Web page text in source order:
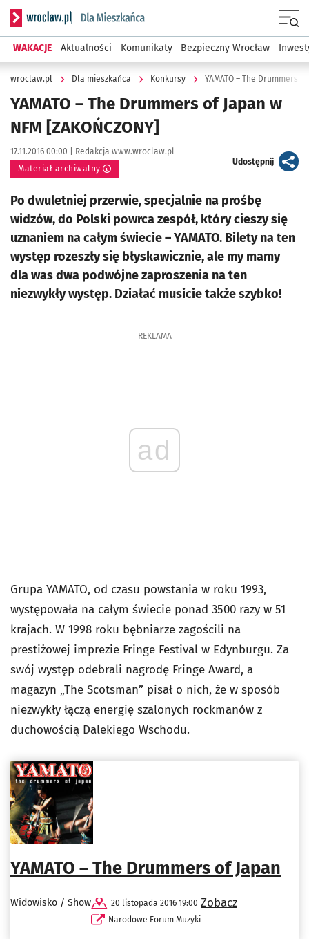
Serwis informacyjny wroclaw.pl podserwis: Dla mieszkańca
WAKACJE Aktualności Komunikaty Bezpieczny Wrocław
wroclaw.pl Dla mieszkańca Konkursy YAMATO – The Drummers
YAMATO – The Drummers of Japan w
NFM [ZAKOŃCZONY]
Data publikacji:
17.11.2016 00:00 | Autor:
Redakcja www.wroclaw.pl
Materiał archiwalny
Udostępnijartykuł
Po dwuletniej przerwie, specjalnie na prośbę
widzów, do Polski powrca zespół, który cieszy się
uznaniem na całym świecie – YAMATO. Bilety na ten
występ rozeszły się błyskawicznie, ale my mamy
dla was dwa podwójne zaproszenia na ten
niezwykły występ. Działać musicie także szybko!
REKLAMA
ad
Grupa YAMATO, od czasu powstania w roku 1993,
występowała na całym świecie ponad 3500 razy w 51
krajach. W 1998 roku bębniarze zagościli na
prestiżowej imprezie Fringe Festival w Edynburgu. Za
swój występ odebrali nagrodę Fringe Award, a
magazyn „The Scotsman” pisał o nich, że w sposób
niezwykły łączą energię szalonych rockmanów z
duchowością Dalekiego Wschodu.
YAMATO – The Drummers of Japan
Widowisko / Show
20 listopada 2016 19:00
Narodowe Forum Muzyki
Zobacz